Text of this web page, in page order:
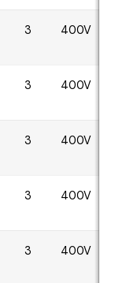
3 400V
3 400V
3 400V
3 400V
3 400V